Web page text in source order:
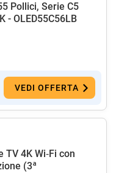
Pollici, Serie C5
- OLED55C56LB
VEDI OFFERTA
4K Wi‑Fi con
(3ª